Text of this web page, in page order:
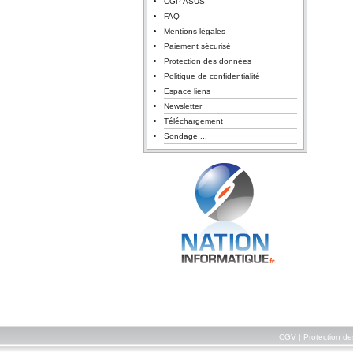
FAQ
Mentions légales
Paiement sécurisé
Protection des données
Politique de confidentialité
Espace liens
Newsletter
Téléchargement
Sondage ...
CGV Protection